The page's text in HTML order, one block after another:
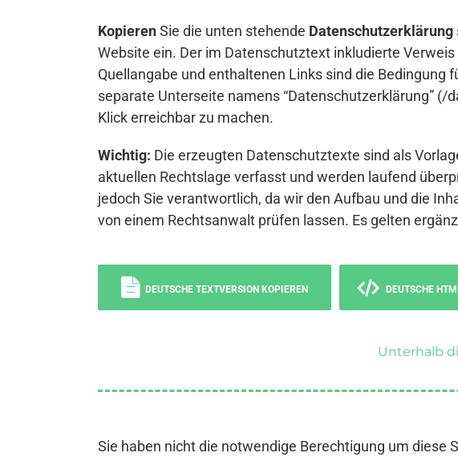
KopierenSie die unten stehende Datenschutzerklärung
Website ein. Der im Datenschutztext inkludierte
Quellangabe und enthaltenen Links sind die
separate Unterseite namens “Datenschutzerklärung”
Klick erreichbar zu machen.
Wichtig: Die erzeugten Datenschutztexte sind als
aktuellen Rechtslage verfasst und werden laufend
jedoch Sie verantwortlich, da wir den Aufbau und die
von einem Rechtsanwalt prüfen lassen. Es gelten
DEUTSCHE TEXTVERSION KOPIEREN DEUTSCHE
Unterhalb
Sie haben nicht die notwendige Berechtigung um diese